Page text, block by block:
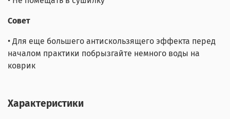
Совет
• Для еще большего антискользящего эффекта перед
началом практики побрызгайте немного воды на
коврик
Характеристики